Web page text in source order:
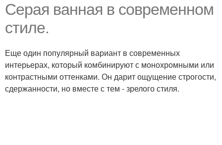
Серая ванная в современном
стиле.
Еще один популярный вариант в современных
интерьерах, который комбинируют с монохромными или
контрастными оттенками. Он дарит ощущение строгости,
сдержанности, но вместе с тем - зрелого стиля.